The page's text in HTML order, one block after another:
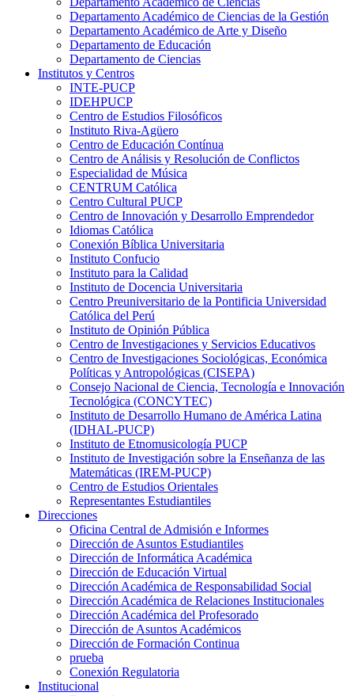
Departamento Académico de Ciencias de la Gestión
Departamento Académico de Arte y Diseño
Departamento de Educación
Departamento de Ciencias
Institutos y Centros
INTE-PUCP
IDEHPUCP
Centro de Estudios Filosóficos
Instituto Riva-Agüero
Centro de Educación Contínua
Centro de Análisis y Resolución de Conflictos
Especialidad de Música
CENTRUM Católica
Centro Cultural PUCP
Centro de Innovación y Desarrollo Emprendedor
Idiomas Católica
Conexión Bíblica Universitaria
Instituto Confucio
Instituto para la Calidad
Instituto de Docencia Universitaria
Centro Preuniversitario de la Pontificia Universidad
Católica del Perú
Instituto de Opinión Pública
Centro de Investigaciones y Servicios Educativos
Centro de Investigaciones Sociológicas, Económica
Políticas y Antropológicas (CISEPA)
Consejo Nacional de Ciencia, Tecnología e Innovación
Tecnológica (CONCYTEC)
Instituto de Desarrollo Humano de América Latina
(IDHAL-PUCP)
Instituto de Etnomusicología PUCP
Instituto de Investigación sobre la Enseñanza de las
Matemáticas (IREM-PUCP)
Centro de Estudios Orientales
Representantes Estudiantiles
Direcciones
Oficina Central de Admisión e Informes
Dirección de Asuntos Estudiantiles
Dirección de Informática Académica
Dirección de Educación Virtual
Dirección Académica de Responsabilidad Social
Dirección Académica de Relaciones Institucionales
Dirección Académica del Profesorado
Dirección de Asuntos Académicos
Dirección de Formación Continua
prueba
Conexión Regulatoria
Institucional